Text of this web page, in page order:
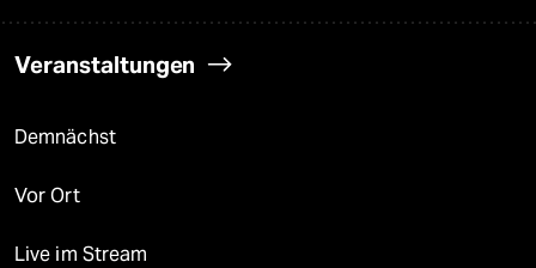
Veranstaltungen
Demnächst
Vor Ort
Live im Stream